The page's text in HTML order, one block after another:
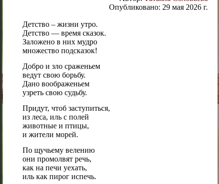
Опубликовано: 29 мая 2026 г.
Детство – жизни утро.
Детство — время сказок.
Заложено в них мудро
множество подсказок!
Добро и зло сраженьем
ведут свою борьбу.
Дано воображеньем
узреть свою судьбу.
Придут, чтоб заступиться,
из леса, иль с полей
животные и птицы,
и жители морей.
По щучьему велению
они промолвят речь,
как на печи уехать,
иль как пирог испечь.